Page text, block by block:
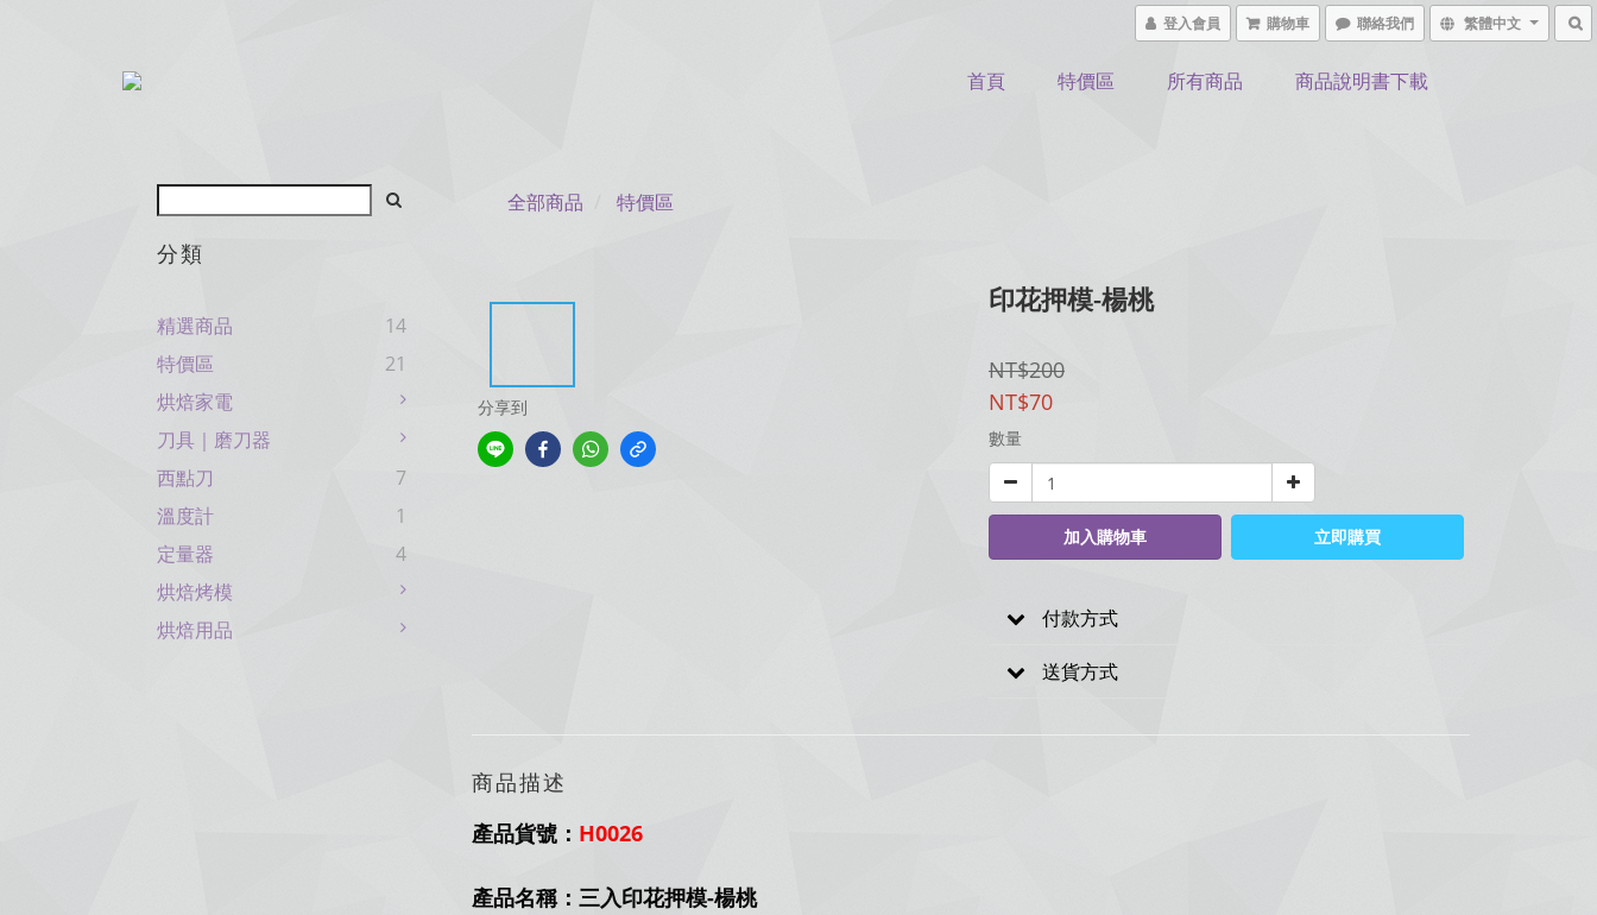
登入會員 購物車 聯絡我們 繁體中文
首頁 特價區 所有商品 商品說明書下載
分類
精選商品
14
特價區
21
烘焙家電
刀具｜磨刀器
西點刀
7
溫度計
1
定量器
4
烘焙烤模
烘焙用品
全部商品 特價區
分享到
印花押模-楊桃
NT$200
NT$70
數量
加入購物車 立即購買
付款方式
送貨方式
商品描述
產品貨號： H0026
產品名稱：三入印花押模-楊桃